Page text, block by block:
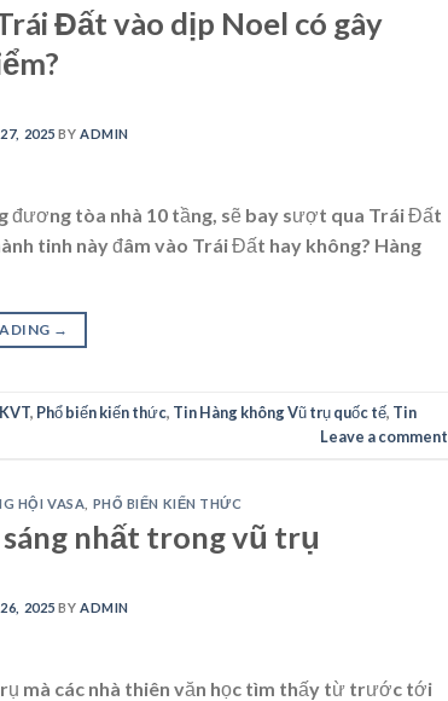
Đất vào dịp Noel có gây
2025 BYADMIN
đương tòa nhà 10 tầng, sẽ bay sượt qua Trái Đất
tinh này đâm vào Trái Đất hay không? Hàng
→
, Phổ biến kiến thức, Tin Hàng không Vũ trụ quốc tế, Tin
Leave a comment
HỘI VASA PHỔ BIẾN KIẾN THỨC
nhất trong vũ trụ
2025 BYADMIN
mà các nhà thiên văn học tìm thấy từ trước tới